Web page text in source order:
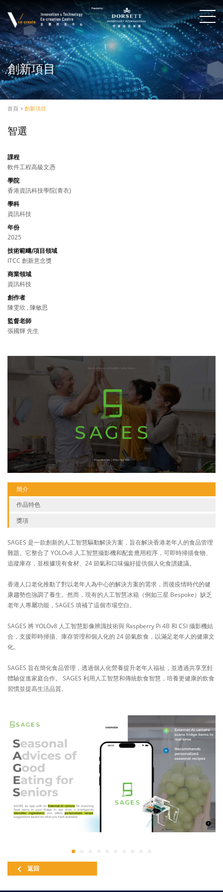
創新項目
首頁 > 創新項目
智選
課程
軟件工程高級文憑
學院
香港資訊科技學院(青衣)
學科
資訊科技
年份
2025
技術範疇/項目領域
ITCC 創新意念獎
商業領域
資訊科技
創作者
陳雯欣 , 陳敏思
監督老師
張國輝 先生
簡介
作品特色
獎項
SAGES 是一款創新的人工智慧驅動解決方案，旨在解決香港老年人的食品管理
難題。它整合了 YOLOv8 人工智慧攝影機和配套應用程序，可即時掃描食物、
追蹤庫存，並根據現有食材、24 節氣和口味偏好提供個人化食譜建議。
香港人口老化推動了對以老年人為中心的解決方案的需求，而後疫情時代的健
康趨勢也強調了養生。然而，現有的人工智慧冰箱（例如三星 Bespoke）缺乏
老年人專屬功能，SAGES 填補了這個市場空白。
SAGES 將 YOLOv8 人工智慧影像辨識技術與 Raspberry Pi 4B 和 CSI 攝影機結
合，支援即時掃描、庫存管理和個人化的 24 節氣飲食，以滿足老年人的健康文
化。
SAGES 旨在簡化食品管理，透過個人化營養提升老年人福祉，並透過共享烹飪
體驗促進家庭合作。 SAGES 利用人工智慧和傳統飲食智慧，培養更健康的飲食
習慣並提高生活品質。
返回